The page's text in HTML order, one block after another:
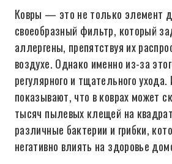
Ковры — это не только элемент
своеобразный фильтр, который
аллергены, препятствуя их
воздухе. Однако именно из-за
регулярного и тщательного
показывают, что в коврах может
тысяч пылевых клещей на
различные бактерии и грибки,
негативно влиять на здоровье